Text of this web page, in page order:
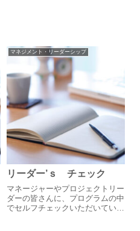
マネジメント・リーダーシップ
リーダー’ｓ チェック
マネージャーやプロジェクトリー
ダーの皆さんに、プログラムの中
でセルフチェックいただいている